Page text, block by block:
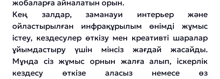
жобаларға айналатын орын.
Кең залдар, заманауи интерьер және
ойластырылған инфрақұрылым өнімді жұмыс
істеу, кездесулер өткізу мен креативті шаралар
ұйымдастыру үшін мінсіз жағдай жасайды.
Мұнда сіз жұмыс орнын жалға алып, іскерлік
кездесу өткізе аласыз немесе өз